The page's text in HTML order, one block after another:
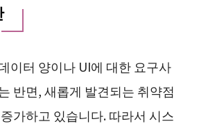
이터 양이나 UI에 대한 요구사
반면, 새롭게 발견되는 취약점
가하고 있습니다. 따라서 시스